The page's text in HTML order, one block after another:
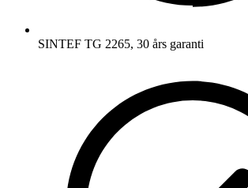
SINTEF TG 2265, 30 års garanti